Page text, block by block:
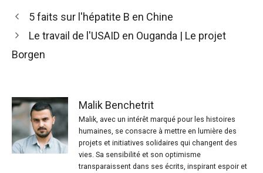
5 faits sur l'hépatite B en Chine
Le travail de l'USAID en Ouganda | Le projet
Borgen
Malik Benchetrit
Malik, avec un intérêt marqué pour les histoires
humaines, se consacre à mettre en lumière des
projets et initiatives solidaires qui changent des
vies. Sa sensibilité et son optimisme
transparaissent dans ses écrits, inspirant espoir et